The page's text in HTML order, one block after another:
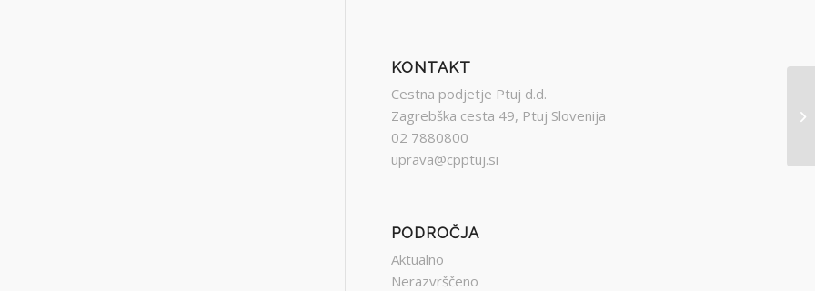
KONTAKT
Cestna podjetje Ptuj d.d.
Zagrebška cesta 49, Ptuj Slovenija
02 7880800
uprava@cpptuj.si
PODROČJA
Aktualno
Nerazvrščeno